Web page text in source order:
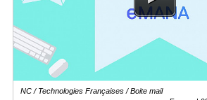
NC / Technologies Françaises / Boite mail